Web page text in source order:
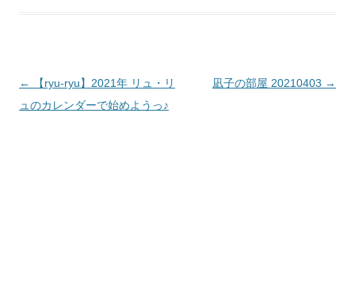
投
稿
←
【ryu-ryu】2021年 リュ・リ
ュのカレンダーで始めようっ♪
凪子の部屋 20210403 →